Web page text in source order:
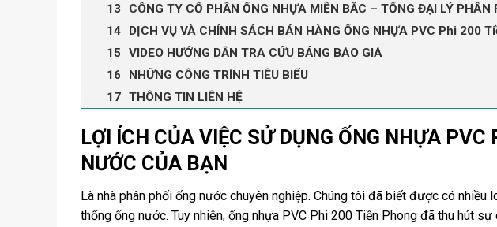
CÔNG TY CỔ PHẦN ỐNG NHỰA MIỀN BẮC – TỔNG ĐẠI LÝ
DỊCH VỤ VÀ CHÍNH SÁCH BÁN HÀNG ỐNG NHỰA PVC Phi 200
VIDEO HƯỚNG DẪN TRA CỨU BẢNG BÁO GIÁ
NHỮNG CÔNG TRÌNH TIÊU BIỂU
THÔNG TIN LIÊN HỆ
LỢI ÍCH CỦA VIỆC SỬ DỤNG ỐNG NHỰA
NƯỚC CỦA BẠN
Là nhà phân phối ống nước chuyên nghiệp. Chúng tôi đã biết được có
thống ống nước. Tuy nhiên, ống nhựa PVC Phi 200 Tiền Phong đã thu hút